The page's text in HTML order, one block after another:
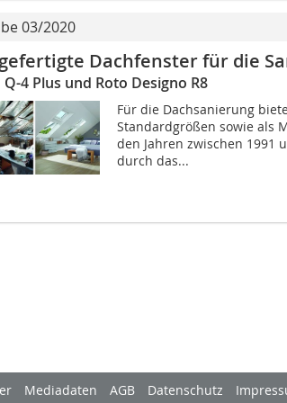
03/2020
Dachfenster für die
Q-4 Plus und Roto Designo R8
Für die Dachsanierung
Standardgrößen sowie als
den Jahren zwischen 1991
durch das...
Mediadaten AGB Datenschutz